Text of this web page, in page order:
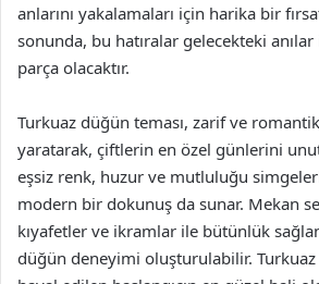
anlarını yakalamaları için harika bir
sonunda, bu hatıralar gelecekteki
parça olacaktır.
Turkuaz düğün teması, zarif ve
yaratarak, çiftlerin en özel günlerini
eşsiz renk, huzur ve mutluluğu
modern bir dokunuş da sunar. Mekan
kıyafetler ve ikramlar ile bütünlük
düğün deneyimi oluşturulabilir. Turkuaz